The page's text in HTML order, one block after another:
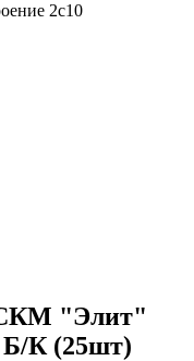
2с10
СКМ "Элит"
Б/К (25шт)